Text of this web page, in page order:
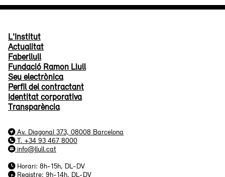
L'Institut
Actualitat
Faberllull
Fundació Ramon Llull
Seu electrònica
Perfil del contractant
Identitat corporativa
Transparència
Av. Diagonal 373, 08008 Barcelona
T. +34 93 467 8000
info@llull.cat
Horari: 8h-15h, DL-DV
Registre: 9h-14h, DL-DV